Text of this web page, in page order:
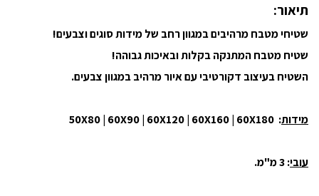
תיאור:
שטיחי מטבח מרהיבים במגוון רחב של מידות סוגים וצבעים!
שטיח מטבח המתנקה בקלות ובאיכות גבוהה!
השטיח בעיצוב דקורטיבי עם איור מרהיב במגוון צבעים.
מידות: 50X80 | 60X90 | 60X120 | 60X160 | 60X180
עובי: 3 מ"מ.